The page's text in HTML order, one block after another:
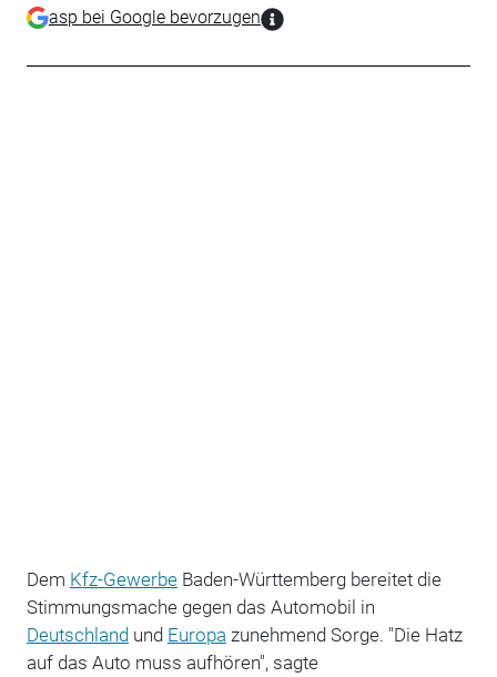
asp bei Google bevorzugen
Dem Kfz-GewerbeBaden-Württemberg bereitet die
Stimmungsmache gegen das Automobil in
Deutschlandund Europa zunehmend Sorge. "Die Hatz
auf das Auto muss aufhören", sagte